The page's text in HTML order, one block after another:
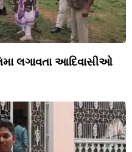
લગાવતા આદિવાસીઓ